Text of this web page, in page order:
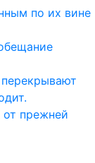
по их вине
прежней